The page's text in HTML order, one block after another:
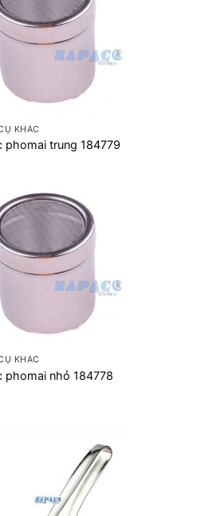
KHÁC
phomai trung 184779
KHÁC
phomai nhỏ 184778